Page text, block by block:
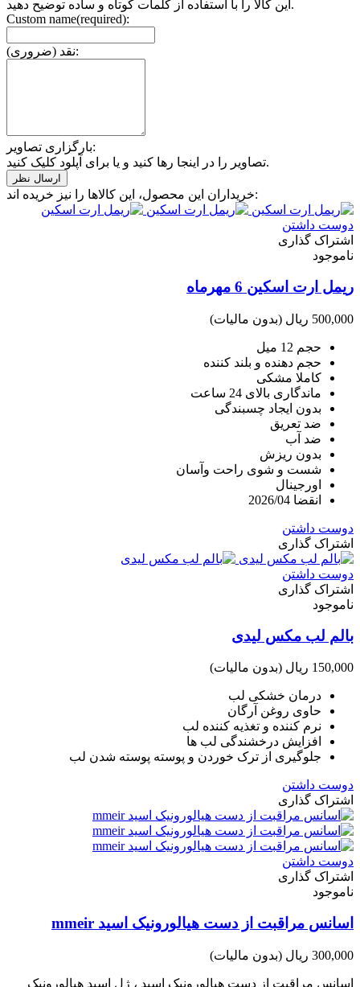
این کالا را با استفاده از کلمات کوتاه و ساده توضیح دهید.
Custom name(required):
نقد (ضروری):
بارگزاری تصاویر:
تصاویر را در اینجا رها کنید و یا برای آپلود کلیک کنید.
خریداران این محصول، این کالاها را نیز خریده اند:
دوست داشتن
اشتراک گذاری
ناموجود
ریمل ارت اسکین 6 مهرماه
500,000 ریال (بدون مالیات)
حجم 12 میل
حجم دهنده و بلند کننده
کاملا مشکی
ماندگاری بالای 24 ساعت
بدون ایجاد چسبندگی
ضد تعریق
ضد آب
بدون ریزش
شست و شوی راحت وآسان
اورجینال
انقضا 2026/04
دوست داشتن
اشتراک گذاری
دوست داشتن
اشتراک گذاری
ناموجود
بالم لب مکس لیدی
150,000 ریال (بدون مالیات)
درمان خشکی لب
حاوی روغن آرگان
نرم کننده و تغذیه کننده لب
افزایش درخشندگی لب ها
جلوگیری از ترک خوردن و پوسته پوسته شدن لب
دوست داشتن
اشتراک گذاری
دوست داشتن
اشتراک گذاری
ناموجود
اسانس مراقبت از دست هیالورونیک اسید mmeir
300,000 ریال (بدون مالیات)
اسانس مراقبت از دست هیالورونیک اسید ، ژل اسید هیالورونیک